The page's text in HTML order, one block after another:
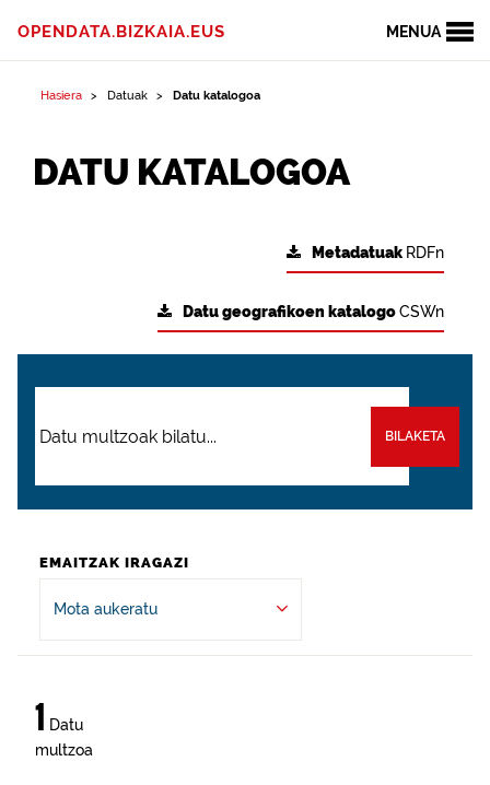
MENUA
OPENDATA.BIZKAIA.EUS
Hasiera Datuak Datu katalogoa
DATU KATALOGOA
Metadatuak RDFn
Datu geografikoen katalogoCSWn
BILAKETA
EMAITZAK IRAGAZI
Mota aukeratu
1 Datu
multzoa